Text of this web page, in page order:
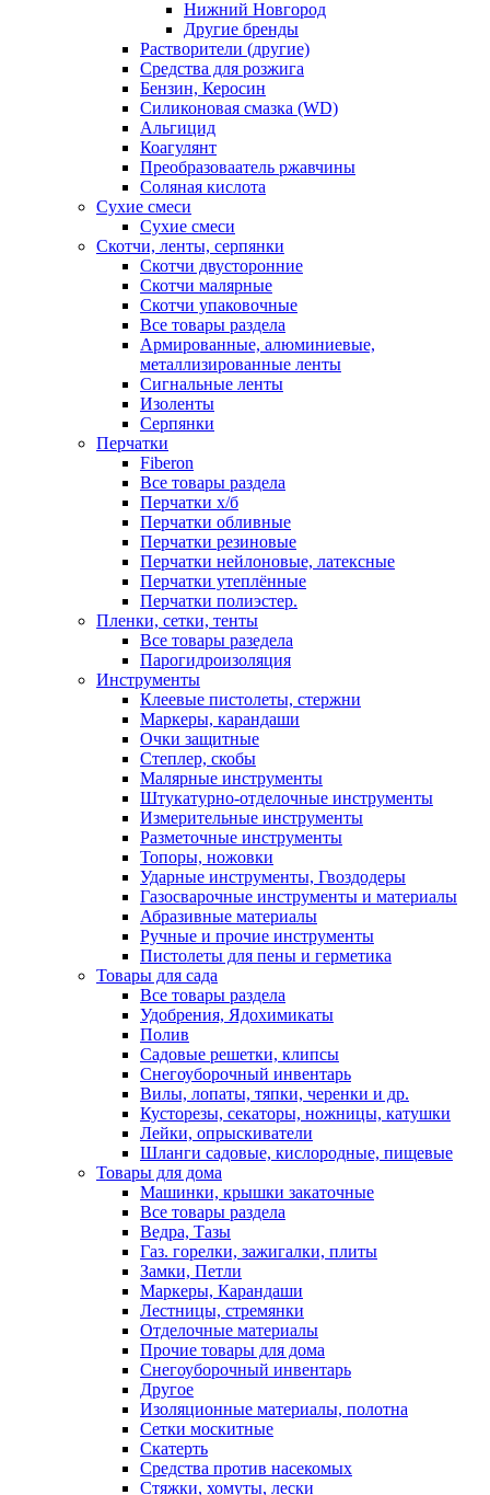
Нижний Новгород
Другие бренды
Растворители (другие)
Средства для розжига
Бензин, Керосин
Силиконовая смазка (WD)
Альгицид
Коагулянт
Преобразоваатель ржавчины
Соляная кислота
Сухие смеси
Сухие смеси
Скотчи, ленты, серпянки
Скотчи двусторонние
Скотчи малярные
Скотчи упаковочные
Все товары раздела
Армированные, алюминиевые,
металлизированные ленты
Сигнальные ленты
Изоленты
Серпянки
Перчатки
Fiberon
Все товары раздела
Перчатки х/б
Перчатки обливные
Перчатки резиновые
Перчатки нейлоновые, латексные
Перчатки утеплённые
Перчатки полиэстер.
Пленки, сетки, тенты
Все товары разедела
Парогидроизоляция
Инструменты
Клеевые пистолеты, стержни
Маркеры, карандаши
Очки защитные
Степлер, скобы
Малярные инструменты
Штукатурно-отделочные инструменты
Измерительные инструменты
Разметочные инструменты
Топоры, ножовки
Ударные инструменты, Гвоздодеры
Газосварочные инструменты и материалы
Абразивные материалы
Ручные и прочие инструменты
Пистолеты для пены и герметика
Товары для сада
Все товары раздела
Удобрения, Ядохимикаты
Полив
Садовые решетки, клипсы
Снегоуборочный инвентарь
Вилы, лопаты, тяпки, черенки и др.
Кусторезы, секаторы, ножницы, катушки
Лейки, опрыскиватели
Шланги садовые, кислородные, пищевые
Товары для дома
Машинки, крышки закаточные
Все товары раздела
Ведра, Тазы
Газ. горелки, зажигалки, плиты
Замки, Петли
Маркеры, Карандаши
Лестницы, стремянки
Отделочные материалы
Прочие товары для дома
Снегоуборочный инвентарь
Другое
Изоляционные материалы, полотна
Сетки москитные
Скатерть
Средства против насекомых
Стяжки, хомуты, лески